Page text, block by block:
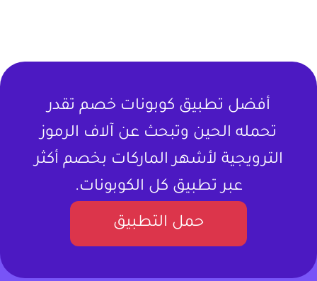
أفضل تطبيق كوبونات خصم تقدر
تحمله الحين وتبحث عن آلاف الرموز
الترويجية لأشهر الماركات بخصم أكثر
عبر تطبيق كل الكوبونات.
حمل التطبيق